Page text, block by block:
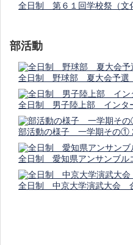
全日制 第６１回学校祭（文
部活動
全日制 野球部 夏大会予選
全日制 男子陸上部 インタ
部活動の様子 一学期その①
全日制 愛知県アンサンブル
全日制 中京大学演武大会